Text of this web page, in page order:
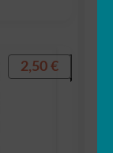
2,50 €